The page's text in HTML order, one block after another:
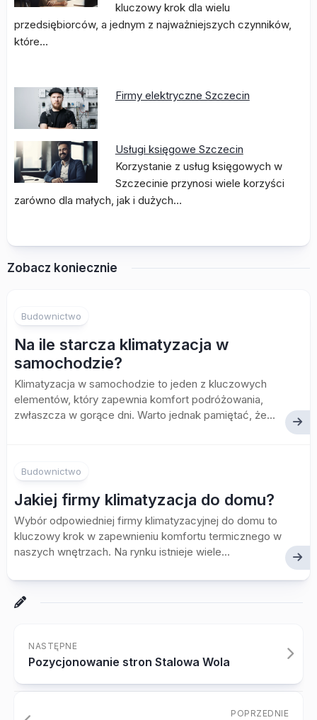
kluczowy krok dla wielu
przedsiębiorców, a jednym z najważniejszych czynników,
które…
Firmy elektryczne Szczecin
Usługi księgowe Szczecin
Korzystanie z usług księgowych w
Szczecinie przynosi wiele korzyści
zarówno dla małych, jak i dużych…
Zobacz koniecznie
Budownictwo
Na ile starcza klimatyzacja w
samochodzie?
Klimatyzacja w samochodzie to jeden z kluczowych
elementów, który zapewnia komfort podróżowania,
zwłaszcza w gorące dni. Warto jednak pamiętać, że...
Budownictwo
Jakiej firmy klimatyzacja do domu?
Wybór odpowiedniej firmy klimatyzacyjnej do domu to
kluczowy krok w zapewnieniu komfortu termicznego w
naszych wnętrzach. Na rynku istnieje wiele...
NASTĘPNE
Pozycjonowanie stron Stalowa Wola
POPRZEDNIE